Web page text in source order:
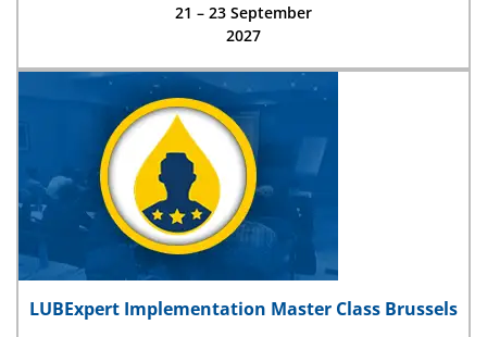
21 – 23 September
2027
LUBExpert Implementation Master Class Brussels